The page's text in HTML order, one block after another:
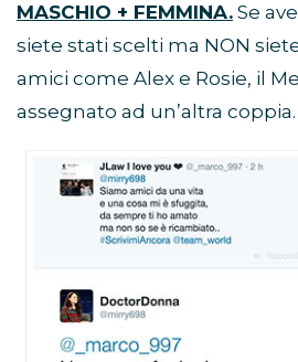
MASCHIO + FEMMINA. Se
siete stati scelti ma NON
amici come Alex e Rosie, il
assegnato ad un’altra coppia.